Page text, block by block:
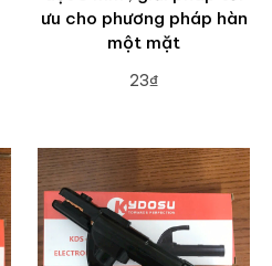
ưu cho phương pháp hàn
một mặt
23₫